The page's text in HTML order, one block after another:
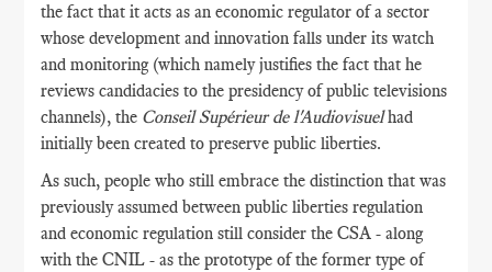
the fact that it acts as an economic regulator of a sector
whose development and innovation falls under its watch
and monitoring (which namely justifies the fact that he
reviews candidacies to the presidency of public televisions
channels), the Conseil Supérieur de l'Audiovisuelhad
initially been created to preserve public liberties.
As such, people who still embrace the distinction that was
previously assumed between public liberties regulation
and economic regulation still consider the CSA - along
with the CNIL - as the prototype of the former type of